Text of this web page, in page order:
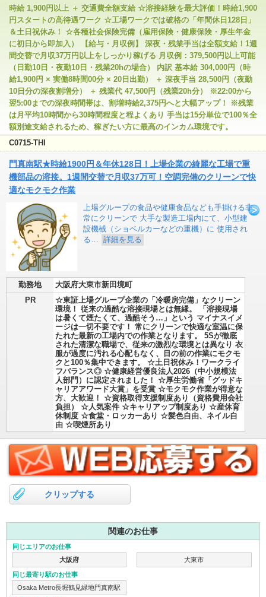
時給 1,900円以上 ＋ 交通費全額支給 ☆溶接経験を最大評価！時給1,900
円スタートの高待遇ワーク ☆工場ワークでは破格の「年間休日128日」
＆土日祝休み！ ☆各種社会保険完備（雇用保険・健康保険・厚生年金
に初日から即加入） 【給与・月収例】 深夜・残業手当は全額支給！1週
間交替で月収37万円以上をしっかり稼げる 月収例：379,500円以上可能
（日勤10日・夜勤10日・残業20hの場合） 内訳 基本給 304,000円（時
給1,900円 × 実働8時間00分 × 20日出勤） ＋ 深夜手当 28,500円（夜勤
10日分の深夜割増分） ＋ 残業代 47,500円（残業20h分） ※22:00から
翌5:00までの深夜時間帯は、割増時給2,375円へと大幅アップ！ ※残業
は月平均10時間から30時間程度と程よくあり 手当は15分単位で100％全
額別途支給されるため、稼ぎたい方に最高のインカム環境です。
C0715-THI
門真南駅★時給1900円＆年休128日！上場企業の綺麗な工場で重
機部品の溶接。1週間交替で月収37万可！空調完備のクリーンで快
適なモクモク作業
上場グループの食品や健康食品なども手掛ける非
常にクリーンで 大手な製造工場内にて、小型建
設機械（ショベルカーなどの重機）に 使用され
る…
詳細を見る
勤務地
大阪府大東市新田境町
PR
☆東証上場グループ企業の「冷暖房完備」なクリーン
環境！ 従来の過酷な溶接現場とは無縁。 「溶接現場
は暑くて煙たくて、過酷そう…」という マイナスイメ
ージは一切不要です！ 常にクリーンで快適な室温に保
たれた最新の工場内での作業となります。 5Sが徹底
された清潔な職場で、従来の激烈な環境とは異なり 衣
服が過度に汚れる心配もなく、目の前の作業にモクモ
クと100％集中できます。 ☆土日祝休み！ワークライ
フバランス◎ ☆健康経営優良法人2026（中小規模法
人部門）に認定されました！ ☆厚生労働省「グッドキ
ャリアアワード大賞」を受賞 ☆モクモク作業が得意な
方、大歓迎！ ☆資格取得支援制度あり（資格費用会社
負担） ☆人気案件 ☆キャリアップ制度あり ☆産休育
休制度 ☆食堂・ロッカーあり ☆髪色自由、ネイル自
由 ☆喫煙所あり
クリップする
関連のお仕事
同じエリアのお仕事
大阪府
大東市
同じ最寄り駅のお仕事
Osaka Metro長堀鶴見緑地門真南駅